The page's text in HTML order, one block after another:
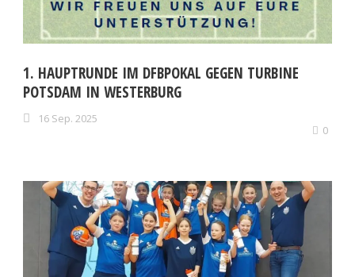
1. HAUPTRUNDE IM DFBPOKAL GEGEN TURBINE
POTSDAM IN WESTERBURG
16 Sep. 2025
0